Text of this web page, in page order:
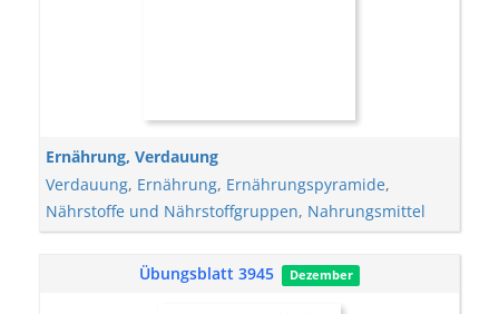
Ernährung, Verdauung
Verdauung, Ernährung, Ernährungspyramide,
Nährstoffe und Nährstoffgruppen, Nahrungsmittel
Übungsblatt 3945 Dezember